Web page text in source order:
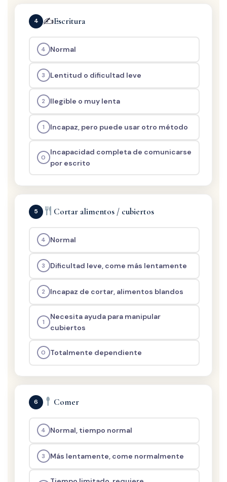
4 ✍️Escritura
4 Normal
3 Lentitud o dificultad leve
2 Ilegible o muy lenta
1 Incapaz, pero puede usar otro método
0
Incapacidad completa de comunicarse
por escrito
5 Cortar alimentos / cubiertos
4 Normal
3 Dificultad leve, come más lentamente
2 Incapaz de cortar, alimentos blandos
1
Necesita ayuda para manipular
cubiertos
0 Totalmente dependiente
6 Comer
4 Normal, tiempo normal
3 Más lentamente, come normalmente